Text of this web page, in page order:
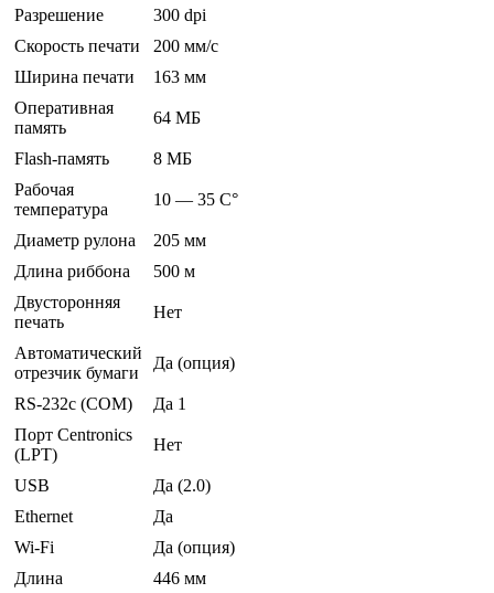
Разрешение
300 dpi
Скорость печати
200 мм/с
Ширина печати
163 мм
Оперативная
память
64 МБ
Flash-память
8 МБ
Рабочая
температура
10 — 35 C°
Диаметр рулона
205 мм
Длина риббона
500 м
Двусторонняя
печать
Нет
Автоматический
отрезчик бумаги
Да (опция)
RS-232c (COM)
Да 1
Порт Centronics
(LPT)
Нет
USB
Да (2.0)
Ethernet
Да
Wi-Fi
Да (опция)
Длина
446 мм